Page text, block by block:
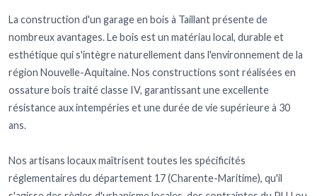
La construction d'un garage en bois à Taillant présente de
nombreux avantages. Le bois est un matériau local, durable et
esthétique qui s'intègre naturellement dans l'environnement de la
région Nouvelle-Aquitaine. Nos constructions sont réalisées en
ossature bois traité classe IV, garantissant une excellente
résistance aux intempéries et une durée de vie supérieure à 30
ans.
Nos artisans locaux maîtrisent toutes les spécificités
réglementaires du département 17 (Charente-Maritime), qu'il